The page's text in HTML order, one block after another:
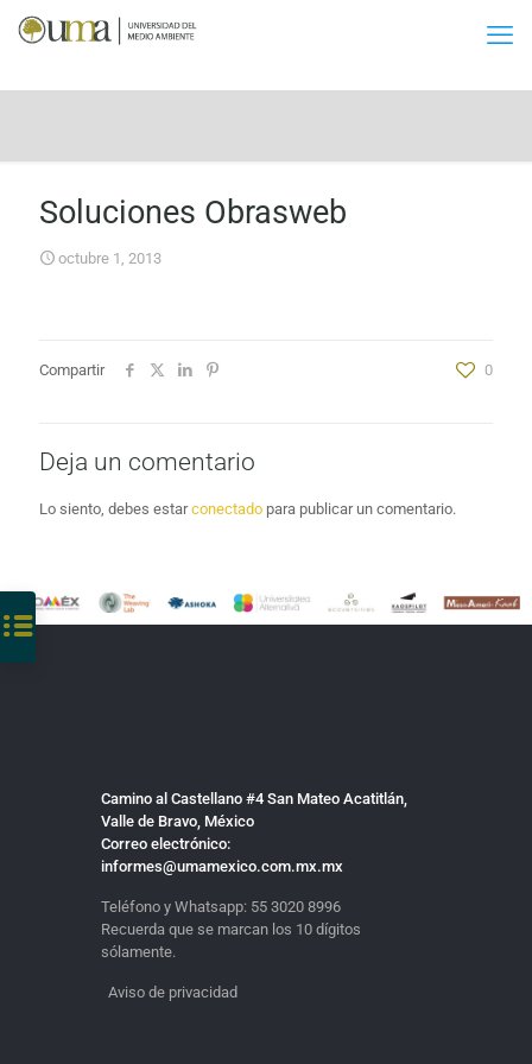
Soluciones Obrasweb
octubre 1, 2013
Compartir 0
Deja un comentario
Lo siento, debes estarconectado para publicar un comentario.
Camino al Castellano #4 San Mateo Acatitlán,
Valle de Bravo, México
Correo electrónico:
informes@umamexico.com.mx.mx
Teléfono y Whatsapp: 55 3020 8996
Recuerda que se marcan los 10 dígitos
sólamente.
Aviso de privacidad